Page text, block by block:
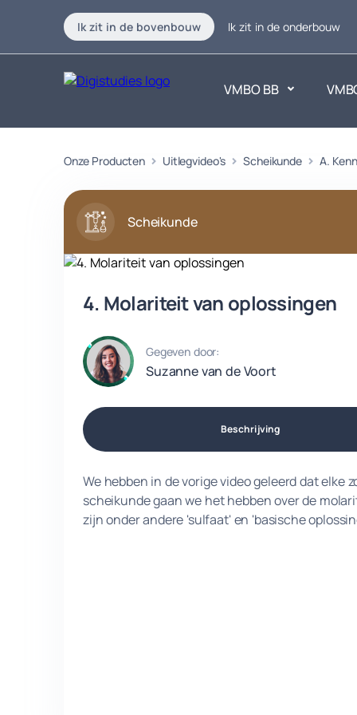
Ik zit in de bovenbouw Ik zit in de onderbouw
VMBO BB
Exacte vakken
Geen vakken. Geen
Onze Producten Uitlegvideo's Scheikunde A.
Scheikunde
4. Molariteit van oplossingen
Gegeven door:
Suzanne van de Voort
Beschrijving
We hebben in de vorige video geleerd dat elke
scheikunde gaan we het hebben over de
zijn onder andere 'sulfaat' en 'basische